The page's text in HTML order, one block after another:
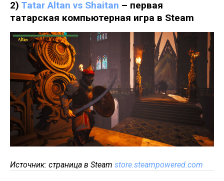
2) Tatar Altan vs Shaitan – первая
татарская компьютерная игра в Steam
Источник: страница в Steam store.steampowered.com